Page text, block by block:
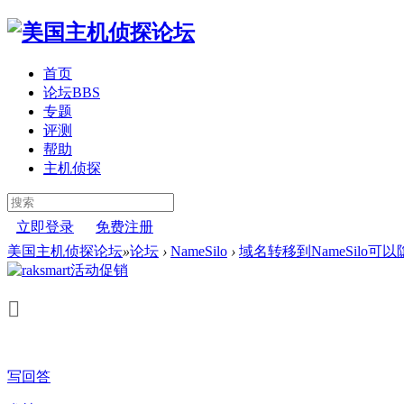
首页
论坛BBS
专题
评测
帮助
主机侦探
立即登录
免费注册
美国主机侦探论坛»论坛 › NameSilo › 域名转移到NameSilo可以
写回答